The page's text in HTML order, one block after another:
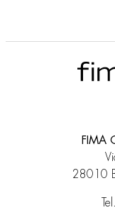
FIMA
28010
Tel.